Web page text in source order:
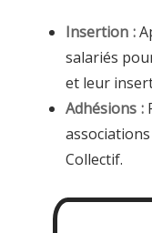
Insertion :
salariés
et leur
Adhésions :
Collectif.